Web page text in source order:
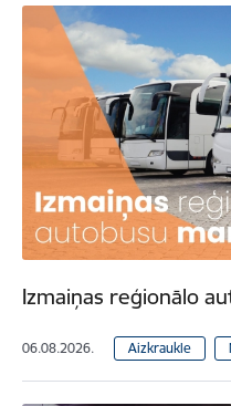
Izmaiņas reģionālo
06.08.2026. Aizkraukle